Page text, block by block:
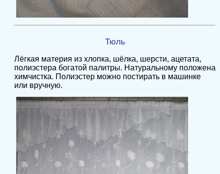
Тюль
Лёгкая материя из хлопка, шёлка, шерсти, ацетата,
полиэстера богатой палитры. Натуральному положена
химчистка. Полиэстер можно постирать в машинке
или вручную.